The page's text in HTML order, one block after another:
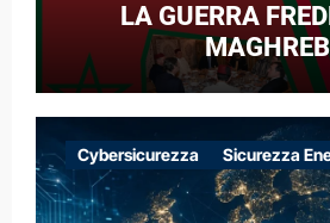
LA GUERRA
MAGHREB
Cybersicurezza Sicurezza